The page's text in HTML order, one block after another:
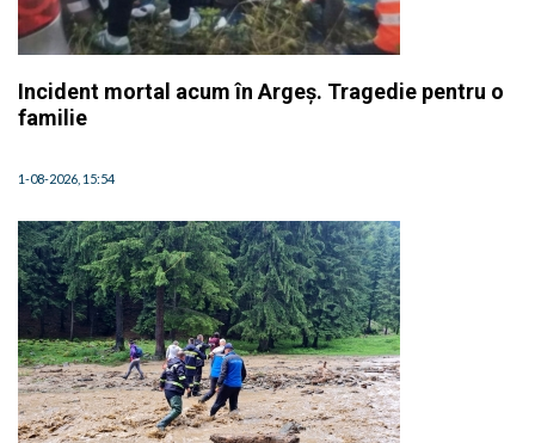
Incident mortal acum în Argeș. Tragedie pentru o
familie
1-08-2026, 15:54